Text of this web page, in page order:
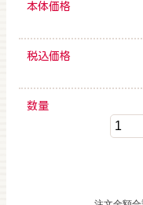
本体価格
税込価格
数量